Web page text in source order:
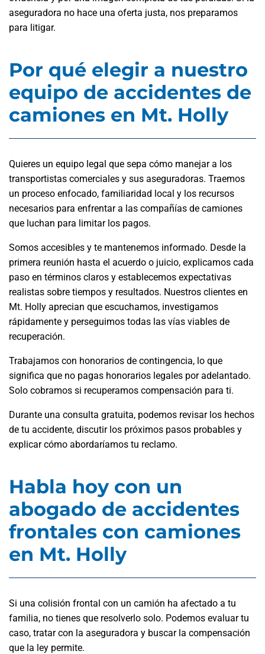
aseguradora no hace una oferta justa, nos preparamos
para litigar.
Por qué elegir a nuestro
equipo de accidentes de
camiones en Mt. Holly
Quieres un equipo legal que sepa cómo manejar a los
transportistas comerciales y sus aseguradoras. Traemos
un proceso enfocado, familiaridad local y los recursos
necesarios para enfrentar a las compañías de camiones
que luchan para limitar los pagos.
Somos accesibles y te mantenemos informado. Desde la
primera reunión hasta el acuerdo o juicio, explicamos cada
paso en términos claros y establecemos expectativas
realistas sobre tiempos y resultados. Nuestros clientes en
Mt. Holly aprecian que escuchamos, investigamos
rápidamente y perseguimos todas las vías viables de
recuperación.
Trabajamos con honorarios de contingencia, lo que
significa que no pagas honorarios legales por adelantado.
Solo cobramos si recuperamos compensación para ti.
Durante una consulta gratuita, podemos revisar los hechos
de tu accidente, discutir los próximos pasos probables y
explicar cómo abordaríamos tu reclamo.
Habla hoy con un
abogado de accidentes
frontales con camiones
en Mt. Holly
Si una colisión frontal con un camión ha afectado a tu
familia, no tienes que resolverlo solo. Podemos evaluar tu
caso, tratar con la aseguradora y buscar la compensación
que la ley permite.